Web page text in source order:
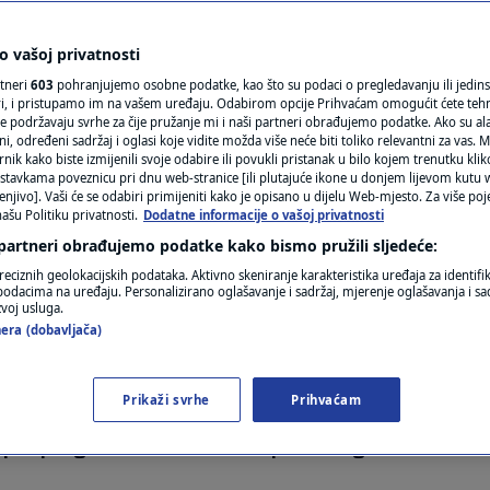
N1(DIS)INFO
FOTO
VIDEO
za jednu od
a danas
privukli ugodna klima Portugala, sigurnost,
programa zlatnih viza i poreznog režima za
vašoj privatnosti
603 pohranjujemo osobne podatke, kao što su podaci o pregledavanju ili
i pristupamo im na vašem uređaju. Odabirom opcije Prihvaćam omogućit ćete
podržavaju svrhe za čije pružanje mi i naši partneri obrađujemo podatke. Ako su
određeni sadržaj i oglasi koje vidite možda više neće biti toliko relevantni za vas.
kako biste izmijenili svoje odabire ili povukli pristanak u bilo kojem trenutku
poveznicu pri dnu web-stranice [ili plutajuće ikone u donjem lijevom kutu
Vaši će se odabiri primijeniti kako je opisano u dijelu Web-mjesto. Za više
Politiku privatnosti. Dodatne informacije o vašoj privatnosti
obrađujemo podatke kako bismo pružili sljedeće:
geolokacijskih podataka. Aktivno skeniranje karakteristika uređaja za
na uređaju. Personalizirano oglašavanje i sadržaj, mjerenje oglašavanja i
usluga.
(dobavljača)
Prikaži svrhe Prihvaćam